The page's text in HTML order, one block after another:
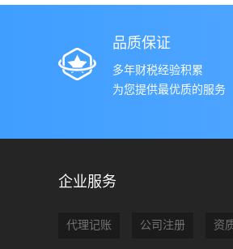
品质保证
多年财税经验积累
为您提供最优质的服务
企业服务
代理记账 公司注册 资